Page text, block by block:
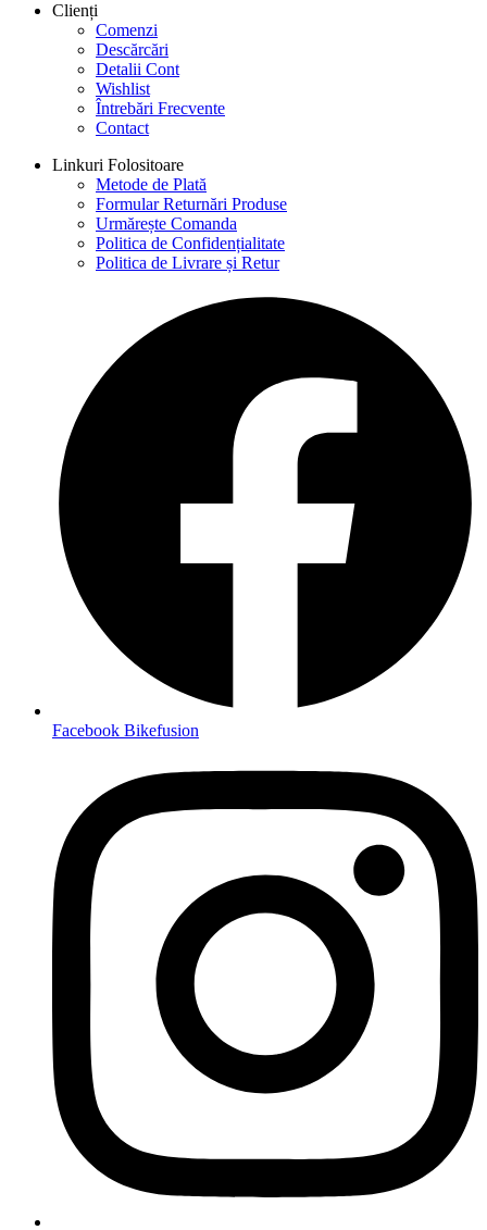
Clienți
Comenzi
Descărcări
Detalii Cont
Wishlist
Întrebări Frecvente
Contact
Linkuri Folositoare
Metode de Plată
Formular Returnări Produse
Urmărește Comanda
Politica de Confidențialitate
Politica de Livrare și Retur
Facebook Bikefusion